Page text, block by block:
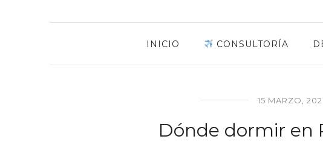
INICIO CONSULTORÍA
15 MARZO,
Dónde dormir en